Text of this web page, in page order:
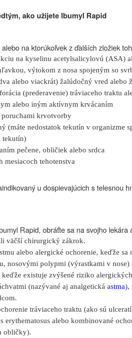
ako užijete Ibumyl Rapid
na ktorúkoľvek z ďalších zložiek
na kyselinu acetylsalicylovú (ASA)
výtokom z nosa spojeným so
alebo viackrát) žalúdočný vred alebo
(prederavenie) tráviaceho traktu
alebo iným aktívnym krvácaním
poruchami krvotvorby
(máte nedostatok tekutín v organizme
tekutín)
pečene, obličiek alebo srdca
mesiacoch tehotenstva
u dospievajúcich s telesnou
Rapid, obráťte sa na svojho lekára
väčší chirurgický zákrok.
alebo alergické ochorenie, keďže
nosovými polypmi (výrastkami v
existuje zvýšené riziko
(nazývané aj analgetická astma),
tráviaceho traktu (ako sú
erythematosus alebo kombinované
obličky).